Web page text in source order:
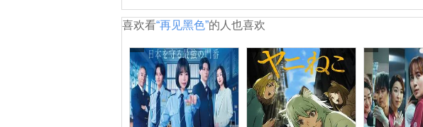
喜欢看“再见黑色”的人也喜欢